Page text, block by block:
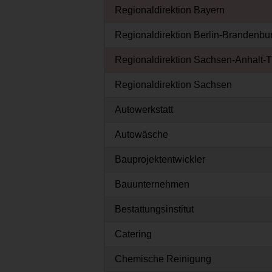
Regionaldirektion Bayern
Regionaldirektion Berlin-
Regionaldirektion Sachsen-Anhalt-
Regionaldirektion Sachsen
Autowerkstatt
Autowäsche
Bauprojektentwickler
Bauunternehmen
Bestattungsinstitut
Catering
Chemische Reinigung